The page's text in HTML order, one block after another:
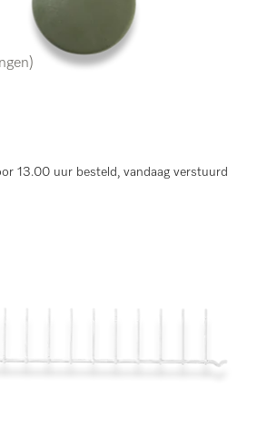
13.00 uur besteld, vandaag verstuurd